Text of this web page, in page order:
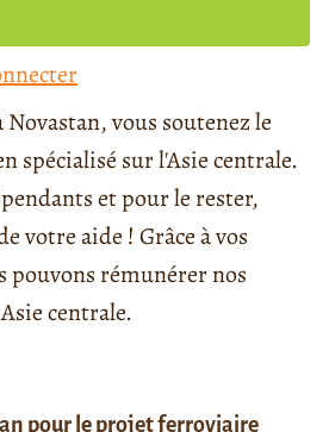
vous soutenez le
spécialisé sur l'Asie centrale.
et pour le rester,
votre aide ! Grâce à vos
pouvons rémunérer nos
centrale.
pour le projet ferroviaire